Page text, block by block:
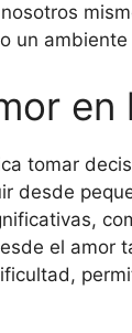
un
en
tomar
desde
el amor